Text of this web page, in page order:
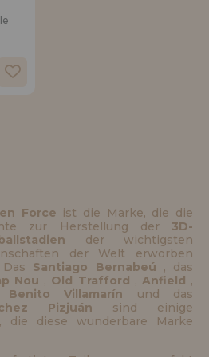
erstellen, können Sie Ihre
Shop tätigen, den Status Ihrer
als
Möchten Sie unsere
Registrieren Sie sich als
über unsere Verkaufsbedingungen
Vertrieb.
Force ist die Marke, die die
zur Herstellung der 3D-
der wichtigsten
der Welt erworben
Santiago Bernabeú , das
Nou , Old Trafford , Anfield ,
Benito Villamarín und das
Pizjuán sind einige
die diese wunderbare Marke